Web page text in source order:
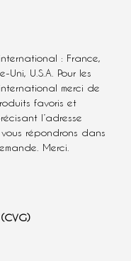
: France,
Uni, U.S.A. Pour les
merci de
favoris et
l’adresse
répondrons dans
Merci.